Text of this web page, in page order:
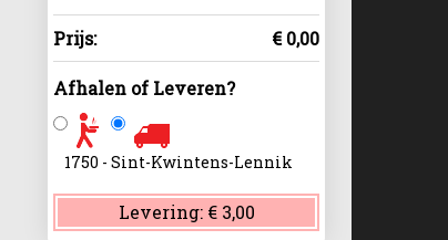
Prijs: € 0,00
Afhalen of Leveren?
1750 - Sint-Kwintens-Lennik
Levering: € 3,00